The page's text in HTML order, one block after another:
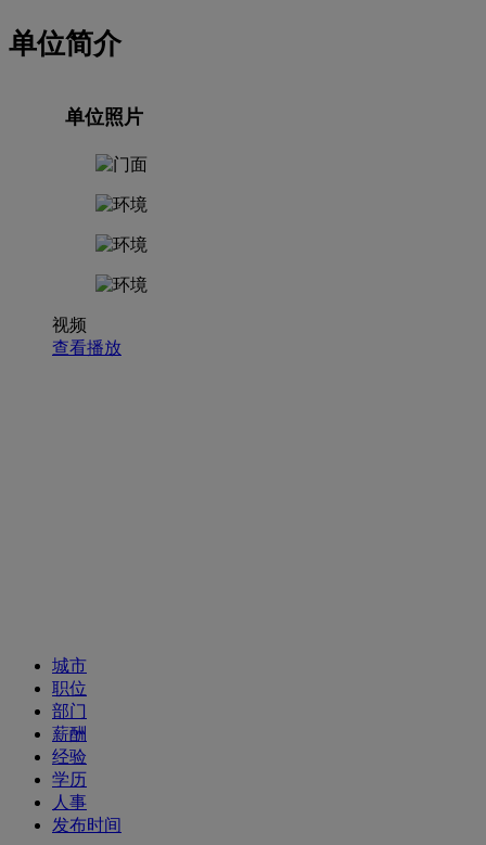
单位简介
单位照片
视频
查看播放
城市
职位
部门
薪酬
经验
学历
人事
发布时间